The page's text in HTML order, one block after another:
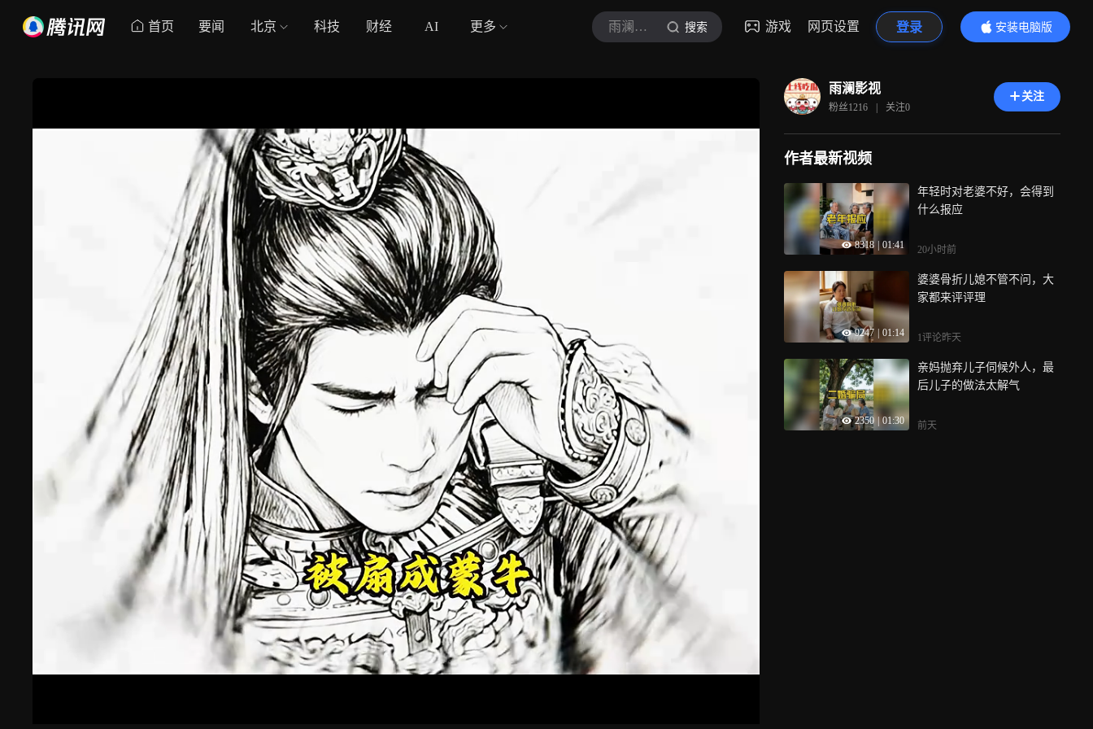
首页 要闻 北京 科技 财经 AI 更多 雨澜影视 搜索 游戏 网页设置 登录
安装电脑版
内容更精彩
雨澜影视
粉丝1216 | 关注0
关注
作者最新视频
8318 01:41
年轻时对老婆不好，会得到
什么报应
20小时前
9247 01:14
婆婆骨折儿媳不管不问，大
家都来评评理
1评论昨天
2350 01:30
亲妈抛弃儿子伺候外人，最
后儿子的做法太解气
前天